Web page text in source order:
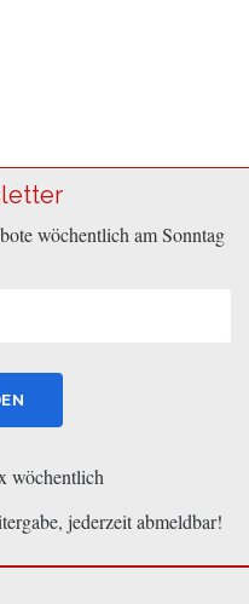
wöchentlich am Sonntag
wöchentlich
jederzeit abmeldbar!